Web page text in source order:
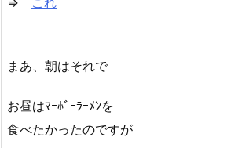
まあ、朝はそれで
お昼はﾏｰﾎﾞｰﾗｰﾒﾝを
食べたかったのですが